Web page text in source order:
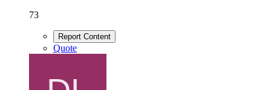
73
Report Content
Quote